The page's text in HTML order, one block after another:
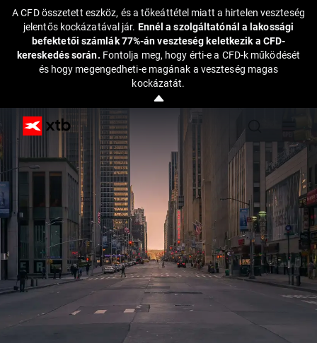
A CFD összetett eszköz, és a tőkeáttétel miatt a hirtelen veszteség
jelentős kockázatával jár. Ennél a szolgáltatónál a lakossági
befektetői számlák 77%-án veszteség keletkezik a CFD-
kereskedés során. Fontolja meg, hogy érti-e a CFD-k működését
és hogy megengedheti-e magának a veszteség magas
kockázatát.